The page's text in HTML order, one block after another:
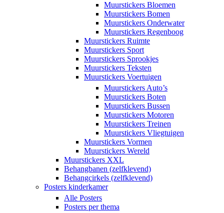
Muurstickers Bloemen
Muurstickers Bomen
Muurstickers Onderwater
Muurstickers Regenboog
Muurstickers Ruimte
Muurstickers Sport
Muurstickers Sprookjes
Muurstickers Teksten
Muurstickers Voertuigen
Muurstickers Auto’s
Muurstickers Boten
Muurstickers Bussen
Muurstickers Motoren
Muurstickers Treinen
Muurstickers Vliegtuigen
Muurstickers Vormen
Muurstickers Wereld
Muurstickers XXL
Behangbanen (zelfklevend)
Behangcirkels (zelfklevend)
Posters kinderkamer
Alle Posters
Posters per thema